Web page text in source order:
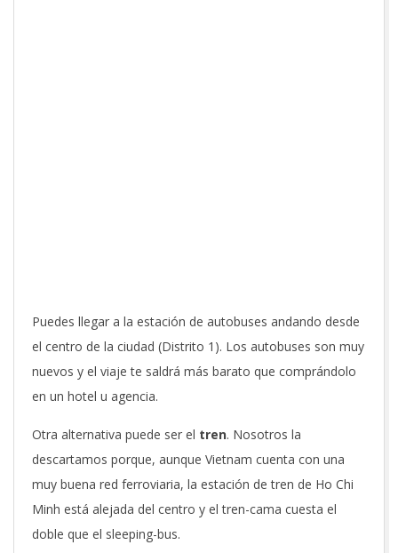
Puedes llegar a la estación de autobuses andando desde
el centro de la ciudad (Distrito 1). Los autobuses son muy
nuevos y el viaje te saldrá más barato que comprándolo
en un hotel u agencia.
Otra alternativa puede ser el tren. Nosotros la
descartamos porque, aunque Vietnam cuenta con una
muy buena red ferroviaria, la estación de tren de Ho Chi
Minh está alejada del centro y el tren-cama cuesta el
doble que el sleeping-bus.